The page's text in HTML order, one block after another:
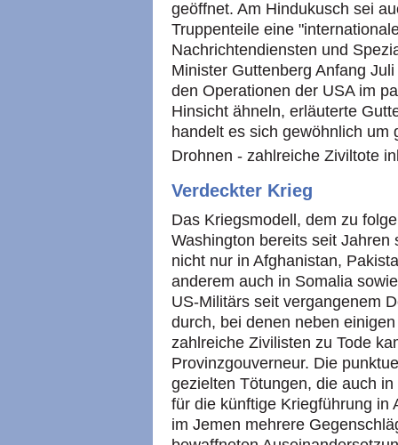
geöffnet. Am Hindukusch sei
Truppenteile eine
Nachrichtendiensten und
Minister Guttenberg Anfang
den Operationen der USA im
Hinsicht ähneln, erläuterte
handelt es sich gewöhnlich um
Drohnen - zahlreiche Ziviltote
Verdeckter Krieg
Das Kriegsmodell, dem zu
Washington bereits seit
nicht nur in Afghanistan,
anderem auch in Somalia
US-Militärs seit vergangenem
durch, bei denen neben
zahlreiche Zivilisten zu Tode
Provinzgouverneur. Die
gezielten Tötungen, die auch
für die künftige Kriegführung in
im Jemen mehrere